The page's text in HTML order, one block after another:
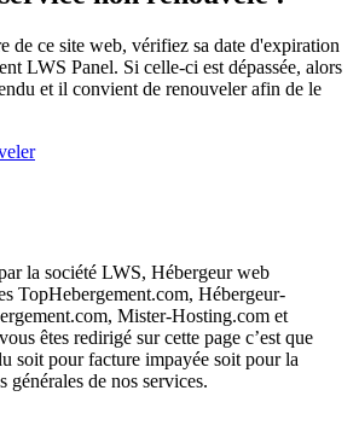
de ce site web, vérifiez sa date d'expiration
LWS Panel. Si celle-ci est dépassée, alors
et il convient de renouveler afin de le
la société LWS, Hébergeur web
TopHebergement.com, Hébergeur-
Mister-Hosting.com et
êtes redirigé sur cette page c’est que
soit pour facture impayée soit pour la
de nos services.